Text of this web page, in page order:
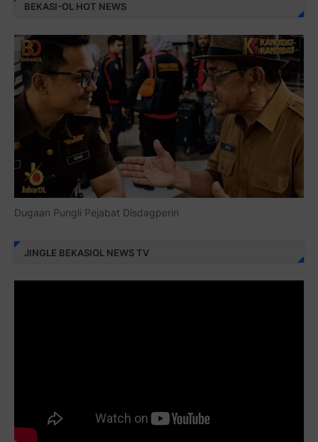
BEKASI-OL HOT NEWS
Dugaan Pungli Pejabat Disdagperin
JINGLE BEKASIOL NEWS TV